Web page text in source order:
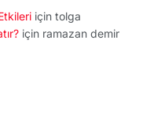
için tolga
için ramazan demir